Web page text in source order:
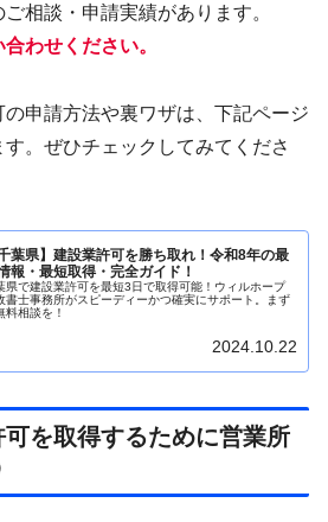
相談・申請実績があります。
わせください。
申請方法や裏ワザは、下記ページ
。ぜひチェックしてみてくださ
千葉県】建設業許可を勝ち取れ！令和8年の最
報・最短取得・完全ガイド！
県で建設業許可を最短3日で取得可能！ウィルホープ
書士事務所がスピーディーかつ確実にサポート。まず
料相談を！
2024.10.22
を取得するために営業所